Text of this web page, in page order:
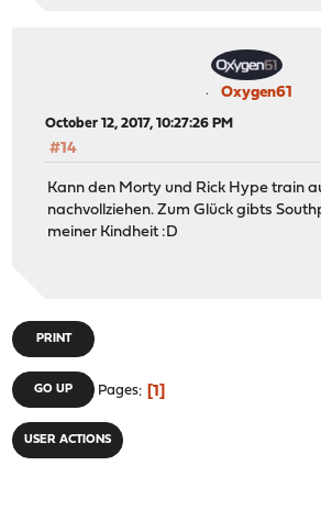
Oxygen61
October 12, 2017, 10:27:26 PM
#14
Kann den Morty und Rick Hype train
nachvollziehen. Zum Glück gibts
meiner Kindheit :D
PRINT
GO UP Pages 1
USER ACTIONS